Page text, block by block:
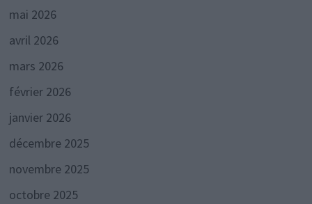
mai 2026
avril 2026
mars 2026
février 2026
janvier 2026
décembre 2025
novembre 2025
octobre 2025